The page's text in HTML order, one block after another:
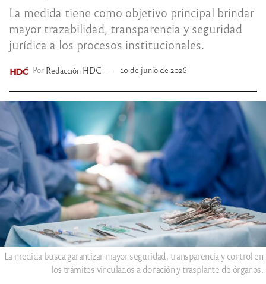
La medida tiene como objetivo principal brindar
mayor trazabilidad, transparencia y seguridad
jurídica a los procesos institucionales.
Por Redacción HDC 10 de junio de 2026
La medida busca garantizar mayor seguridad, transparencia y control en
los trámites vinculados a donación y trasplante de órganos.